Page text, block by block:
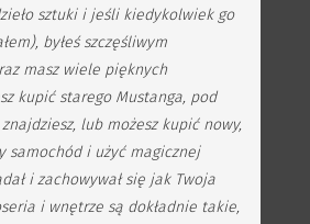
sztuki i jeśli kiedykolwiek go
byłeś szczęśliwym
masz wiele pięknych
kupić starego Mustanga, pod
lub możesz kupić nowy,
samochód i użyć magicznej
i zachowywał się jak Twoja
i wnętrze są dokładnie takie,